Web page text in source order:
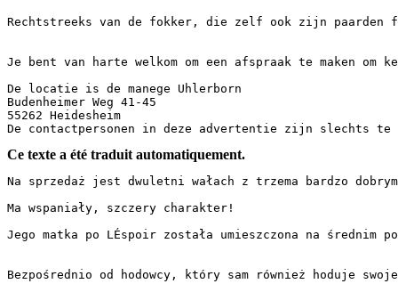
Rechtstreeks van de fokker, die zelf ook zijn paarden
Je bent van harte welkom om een afspraak te maken
De locatie is de manege Uhlerborn
Budenheimer Weg 41-45
55262 Heidesheim
De contactpersonen in deze advertentie zijn slechts te
Ce texte a été traduit automatiquement.
Na sprzedaż jest dwuletni wałach z trzema bardzo
Ma wspaniały, szczery charakter!
Jego matka po LÉspoir została umieszczona na
Bezpośrednio od hodowcy, który sam również hoduje